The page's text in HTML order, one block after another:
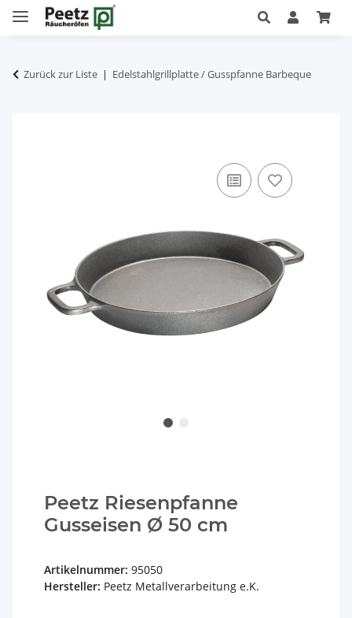
Zurück zur Liste Edelstahlgrillplatte / Gusspfanne Barbeque
Peetz Riesenpfanne
Gusseisen Ø 50 cm
Artikelnummer: 95050
Hersteller: Peetz Metallverarbeitung e.K.